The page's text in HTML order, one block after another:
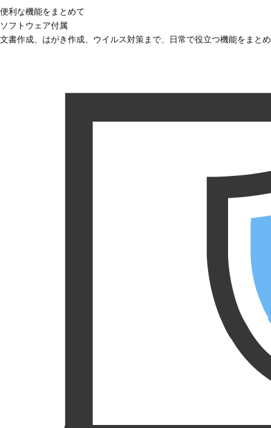
便利な機能をまとめて
ソフトウェア付属
文書作成、はがき作成、ウイルス対策まで、日常で役立つ機能をまと